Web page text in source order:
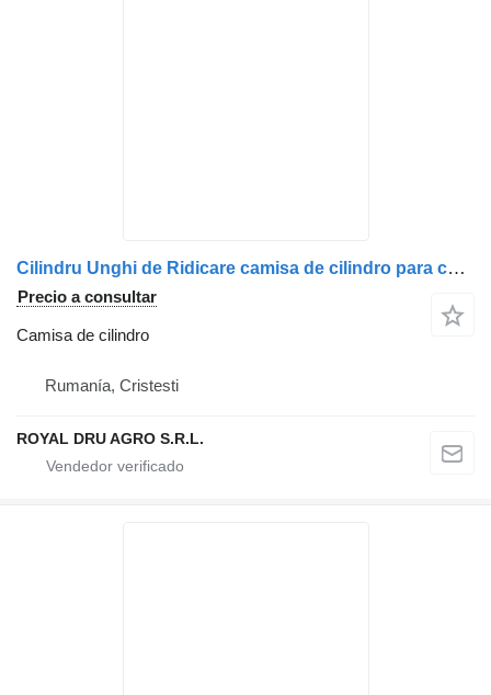
Cilindru Unghi de Ridicare camisa de cilindro para camión
Precio a consultar
Camisa de cilindro
Rumanía, Cristesti
ROYAL DRU AGRO S.R.L.